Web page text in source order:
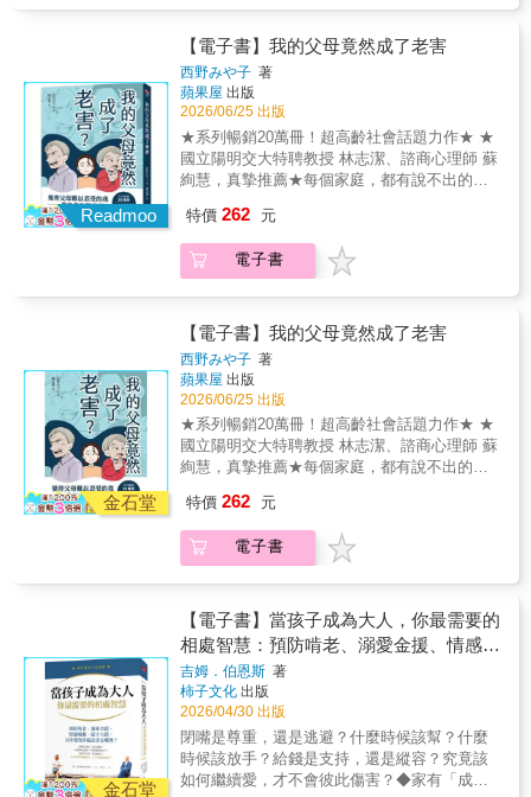
響，內心殘留創傷遺跡，深嵌著對於失控、失
情感斷聯。▍不自覺的「角色分配」，讓關係
凍結，無法再成長「缺席者與照顧者」、「狀
況製造者與問題解決者」、「失控者與控制
者」──你們之間，也有這樣的角色分配嗎？這
是雙方出於自我保護的生存策略，但僵化的
「分工」，久了會令人心累，更扼殺了讓關係
成長的可能性。▍看見問題、理解原因，給彼
區」，培養談需求與脆弱的能力，並且不時地
儲存「親密帳戶」，為親密感保溫。一段關係
中，沒有人是局外人，一次一點點地練習靠
在父母角色後面的「夫妻關係」又怎樣影響了
孩子……多面向地探索：我們是如何在關係中
失去自我，又能如何重新找回自己、修復彼
此。真正的親密關係，不需要完美，而是我們
願意在彼此的脆弱中相遇。★本書特色：● 一
段真實且健康的關係，不是有多完美。而是兩
個人願意面對彼此的脆弱，能坦露需求與失
一次又一次努力地迎向彼此。● 一段關係在外
乎很好，但又有哪裡「怪怪的」──在本書中，
我想更廣義地來討論這些「親密疏離」的關係
樣態。這種在一起卻仍感到孤單的關係狀態，
多半會因為生命的不同發展挑戰（例如新手夫
妻、從情人到父母角色、空巢期等），或是關
係以外的刺激（例如外遇、家人遭遇重大傷病
等），讓缺乏親密連結與溝通的關係凸顯出
來。而伴侶們會驚覺：「這個人跟我的差異怎
麼這麼大？！」、「他完全不懂我！」、「我
跟他沒法溝通」等，滿心懷疑自己是否選錯了
人。其實，未必是你選錯了人，而是彼此都不
自覺地重複著無法親密的互動模式，也就是本
刷水槽＋清潔流理臺與瓦斯爐＋洗曬抹布＋擦
乾廚房地板再來邀功好嗎？★如果我開口你就
會做？那為什麼你不會主動想到、看到有這～
麼多事要做？對老公（或任何共居廢物）來
說，家事只是幾項單點任務，但對想讓家人生
活得舒適、健康的人來說，那是永無止境、多
如牛毛的專案管理！！親愛的主婦／主夫，你
們可曾想過自己日復一日做的家事，一起生活
的隊友究竟分擔了幾項？大至肉眼可見的打
有的瑣細家務，林林總總加起來，每一件都可
能是壓倒生活的最後一根（超巨大）稻草！當
「只有我在忙」的委屈情緒反覆累積，三不五
時的小爆炸也會釀成毀滅性的大爆炸！為了不
讓日常瑣事打壞家庭和諧，本書透過幽默漫畫
與具體清單，將那些（豬）隊友「看不到、不
知道、沒想過」的隱形勞動全數透明化。本書
希望讓各位為家務辛勞的主婦／主夫一吐怨氣
之餘，也願大家活用家事清單，減輕個人家務
壓力，使世界上的待洗衣物碗盤少一點，家庭
笑聲多一點。從此共居生活也能從「一個人的
勞動」變成「全家人的愉快日常」喲！＿＿＿
＿＿＿＿＿＿＿＿＿＿＿＿＿＿＿＿＿＿＿＿
＿＿＿＿＿＿＿＿＿＿＿＿＿＿＿ 比「離婚
協議書」還要嚇人的「家事列表」，你／隊友
收拾玄關的傘 □換季時洗被單 □整理帳單
☑幫遙控器換電池 □陪小孩養寵物 □採買食
材（還要考慮家中現有存糧與家人需要的營
養） □檢查冰箱內食物有沒有過期 □讓房間
通風、換氣 □將內衣褲、衣服、毛巾收到對應
的地方（列表未完……） 快翻開本書，邀請
隊友來勾選（懺悔）吧！！＿＿＿＿＿＿＿＿
＿＿＿＿＿＿＿＿＿＿＿＿＿＿＿＿＿＿＿＿
＿＿＿＿＿＿＿＿＿本書特色§特別企劃：書衣
Readmoo
【電子書】我的父母竟然成了老害
西野みや子 著
蘋果屋 出版
2026/06/25 出版
★系列暢銷20萬冊！超高齡社會話題力作★ ★
國立陽明交大特聘教授 林志潔、諮商心理師 蘇
絢慧，真摯推薦★每個家庭，都有說不出的
鳴」，一部誠實描繪「高齡父母與成年子女關
係」的半紀實漫畫。當依靠成了束縛，在「責
任」與「衝突」之間，究竟該如何自處？
特價 262 元
電子書
金石堂
【電子書】我的父母竟然成了老害
西野みや子 著
蘋果屋 出版
2026/06/25 出版
★系列暢銷20萬冊！超高齡社會話題力作★ ★
國立陽明交大特聘教授 林志潔、諮商心理師 蘇
絢慧，真摯推薦★每個家庭，都有說不出的
鳴」，一部誠實描繪「高齡父母與成年子女關
係」的半紀實漫畫。當依靠成了束縛，在「責
任」與「衝突」之間，究竟該如何自處？
特價 262 元
電子書
金石堂
【電子書】當孩子成為大人，你最需要的
相處智慧：預防啃老、溺愛金援、情感疏
離、鑄下大錯，父母愛的界線該畫在哪
裡？
吉姆．伯恩斯 著
柿子文化 出版
2026/04/30 出版
閉嘴是尊重，還是逃避？什麼時候該幫？什麼
時候該放手？給錢是支持，還是縱容？究竟該
如何繼續愛，才不會彼此傷害？◆家有「成年